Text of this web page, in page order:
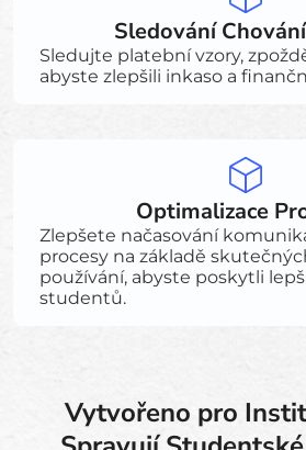
Sledování
Sledujte platební vzory,
abyste zlepšili inkaso a
Optimalizace
Zlepšete načasování
procesy na základě
používání, abyste poskytli
studentů.
Vytvořeno pro